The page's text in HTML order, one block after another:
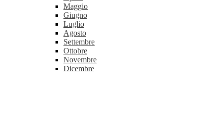
Maggio
Giugno
Luglio
Agosto
Settembre
Ottobre
Novembre
Dicembre